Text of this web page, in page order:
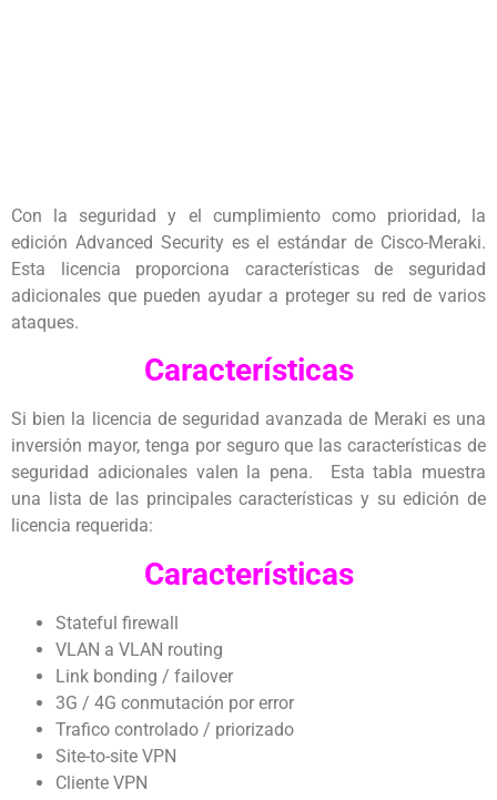
Con la seguridad y el cumplimiento como prioridad, la
edición Advanced Security es el estándar de Cisco-Meraki.
Esta licencia proporciona características de seguridad
adicionales que pueden ayudar a proteger su red de varios
ataques.
Características
Si bien la licencia de seguridad avanzada de Meraki es una
inversión mayor, tenga por seguro que las características de
seguridad adicionales valen la pena. Esta tabla muestra
una lista de las principales características y su edición de
licencia requerida:
Características
Stateful firewall
VLAN a VLAN routing
Link bonding / failover
3G / 4G conmutación por error
Trafico controlado / priorizado
Site-to-site VPN
Cliente VPN